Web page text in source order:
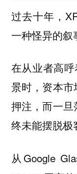
过去十年，
一种怪异的
在从业者高
景时，资本
押注，而一
终未能摆脱极
从Google